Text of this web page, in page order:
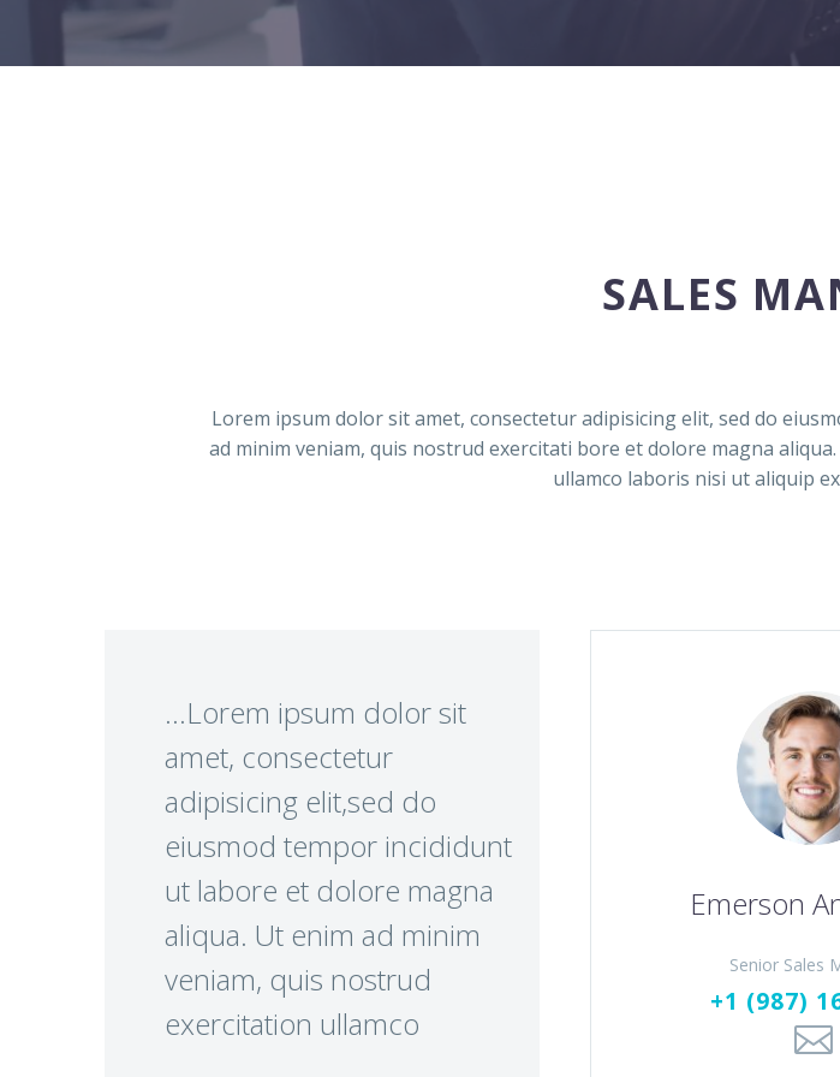
SALES
Lorem ipsum dolor sit amet, consectetur adipisicing elit, sed do
ad minim veniam, quis nostrud exercitati bore et dolore magna
ullamco laboris nisi ut aliquip
…Lorem ipsum dolor sit
amet, consectetur
adipisicing elit,sed do
eiusmod tempor incididunt
ut labore et dolore magna
aliqua. Ut enim ad minim
veniam, quis nostrud
exercitation ullamco
Emerson
Senior Sales
+1 (987)